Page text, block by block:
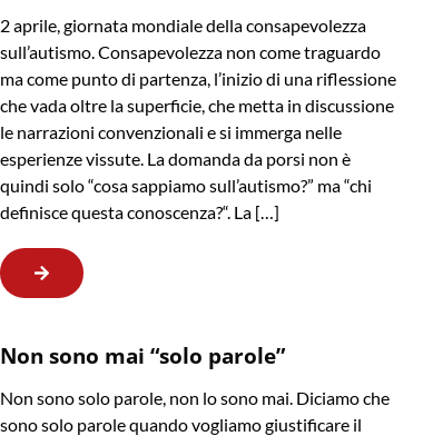
2 aprile, giornata mondiale della consapevolezza
sull’autismo. Consapevolezza non come traguardo
ma come punto di partenza, l’inizio di una riflessione
che vada oltre la superficie, che metta in discussione
le narrazioni convenzionali e si immerga nelle
esperienze vissute. La domanda da porsi non è
quindi solo “cosa sappiamo sull’autismo?” ma “chi
definisce questa conoscenza?“. La […]
Non sono mai “solo parole”
Non sono solo parole, non lo sono mai. Diciamo che
sono solo parole quando vogliamo giustificare il